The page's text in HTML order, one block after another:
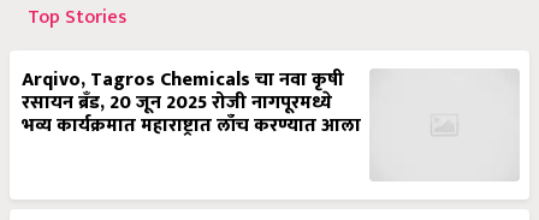
Top Stories
Arqivo, Tagros Chemicals चा नवा कृषी
रसायन ब्रँड, 20 जून 2025 रोजी नागपूरमध्ये
भव्य कार्यक्रमात महाराष्ट्रात लाँच करण्यात आला